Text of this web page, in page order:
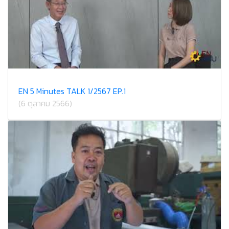
EN 5 Minutes TALK 1/2567 EP.1
(6 ตุลาคม 2566)